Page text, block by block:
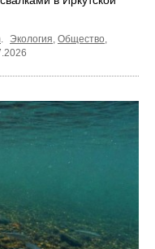
. Экология, Общество,